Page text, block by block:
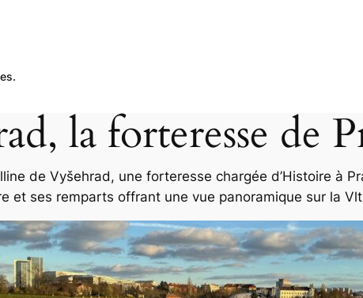
la forteresse de
de Vyšehrad, une forteresse chargée d’Histoire à
et ses remparts offrant une vue panoramique sur la